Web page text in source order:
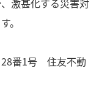
激甚化する災害対
。
28番1号 住友不動